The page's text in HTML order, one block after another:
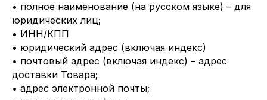
• полное наименование (на русском языке) – для
юридических лиц;
• ИНН/КПП
• юридический адрес (включая индекс)
• почтовый адрес (включая индекс) – адрес
доставки Товара;
• адрес электронной почты;